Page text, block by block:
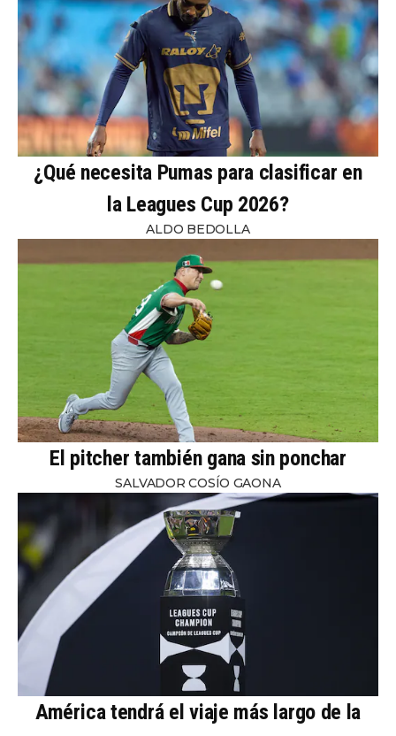
¿Qué necesita Pumas para clasificar en
la Leagues Cup 2026?
ALDO BEDOLLA
El pitcher también gana sin ponchar
SALVADOR COSÍO GAONA
América tendrá el viaje más largo de la